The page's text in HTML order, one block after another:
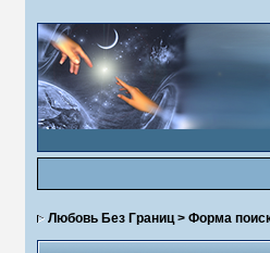
Любовь Без Границ> Форма